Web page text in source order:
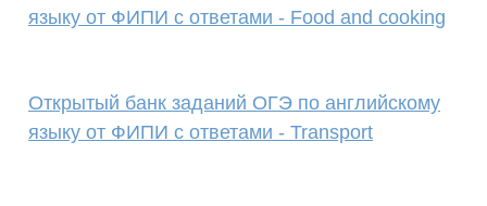
языку от ФИПИ с ответами - Food and cooking
Открытый банк заданий ОГЭ по английскому
языку от ФИПИ с ответами - Transport